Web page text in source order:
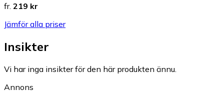
fr. 219 kr
Jämför alla priser
Insikter
Vi har inga insikter för den här produkten ännu.
Annons